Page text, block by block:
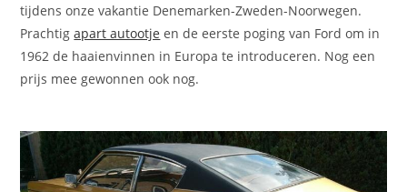
tijdens onze vakantie Denemarken-Zweden-Noorwegen.
Prachtigapart autootje en de eerste poging van Ford om in
1962 de haaienvinnen in Europa te introduceren. Nog een
prijs mee gewonnen ook nog.